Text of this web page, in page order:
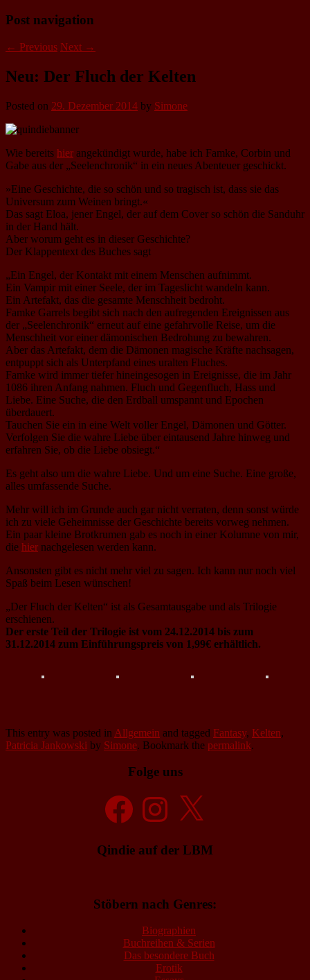
Post navigation
← Previous Next →
Neu: Der Fluch der Kelten
Posted on 29. Dezember 2014 by Simone
Wie bereits hier angekündigt wurde, habe ich Famke, Corbin und
Gabe aus der „Seelenchronik“ in ein neues Abenteuer geschickt.
»Eine Geschichte, die so schön und so tragisch ist, dass sie das
Universum zum Weinen bringt.«
Das sagt Eloa, jener Engel, der auf dem Cover so schön die Sanduhr
in der Hand hält.
Aber worum geht es in dieser Geschichte?
Der Klappentext des Buches sagt
„Ein Engel, der Kontakt mit einem Menschen aufnimmt.
Ein Vampir mit einer Seele, der im Tageslicht wandeln kann.
Ein Artefakt, das die gesamte Menschheit bedroht.
Famke Garrels begibt sich nach den aufregenden Ereignissen aus
der „Seelenchronik“ erneut auf eine gefahrvolle Reise, um die
Menschheit vor einer dämonischen Bedrohung zu bewahren.
Aber das Artefakt, dem die Dämonen magische Kräfte nachsagen,
entpuppt sich als Unterpfand eines uralten Fluches.
Famke wird immer tiefer hineingesogen in Ereignisse, die im Jahr
1086 ihren Anfang nahmen. Fluch und Gegenfluch, Hass und
Liebe. Eine Suche, die den Erdball umspannt und Epochen
überdauert.
Tauchen Sie ein in eine Welt voller Engel, Dämonen und Götter.
Verfolgen Sie die wahre Liebe über eintausend Jahre hinweg und
erfahren Sie, ob die Liebe obsiegt.“
Es geht also um die wahre Liebe. Und um eine Suche. Eine große,
alles umfassende Suche.
Mehr will ich im Grunde auch gar nicht verraten, denn sonst würde
ich zu viele Geheimnisse der Geschichte bereits vorweg nehmen.
Ein paar kleine Brotkrumen gab es noch in einer Kolumne von mir,
die hier nachgelesen werden kann.
Ansonsten gibt es nicht mehr viel zu sagen. Ich kann nur noch viel
Spaß beim Lesen wünschen!
„Der Fluch der Kelten“ ist als Gesamtausgabe und als Trilogie
erschienen.
Der erste Teil der Trilogie ist vom 24.12.2014 bis zum
31.12.2014 zum Einführungspreis von 1,99€ erhältlich.
This entry was posted in Allgemein and tagged Fantasy, Kelten,
Patricia Jankowski by Simone. Bookmark the permalink.
Folge uns
FacebookInstagramX
Qindie auf der LBM
Stöbern nach Genres:
Biographien
Buchreihen & Serien
Das besondere Buch
Erotik